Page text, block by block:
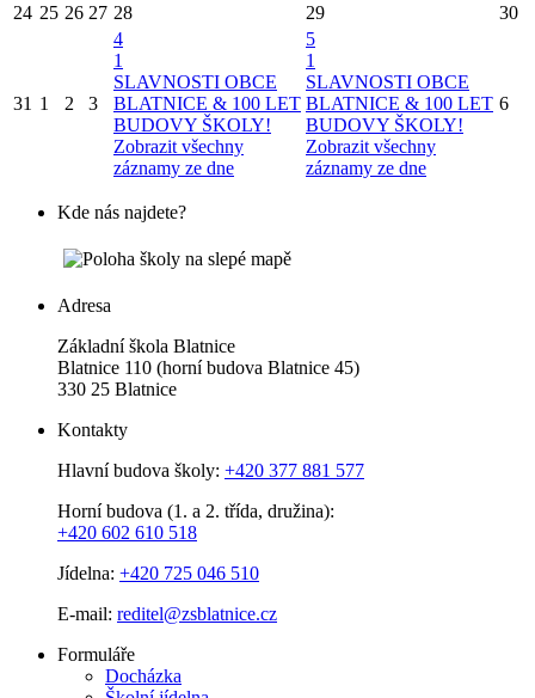
24 25 26 27 28 29 30
31 1 2 3
4
1
SLAVNOSTI OBCE
BLATNICE & 100 LET
BUDOVY ŠKOLY!
Zobrazit všechny
záznamy ze dne
5
1
SLAVNOSTI OBCE
BLATNICE & 100 LET
BUDOVY ŠKOLY!
Zobrazit všechny
záznamy ze dne
6
Kde nás najdete?
Adresa
Základní škola Blatnice
Blatnice 110 (horní budova Blatnice 45)
330 25 Blatnice
Kontakty
Hlavní budova školy: +420 377 881 577
Horní budova (1. a 2. třída, družina):
+420 602 610 518
Jídelna: +420 725 046 510
E-mail: reditel@zsblatnice.cz
Formuláře
Docházka